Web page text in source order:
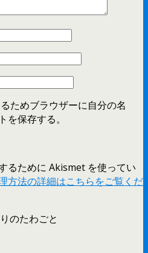
ためブラウザーに自分の名
保存する。
るために Akismet を使ってい
方法の詳細はこちらをご覧くだ
のたわごと